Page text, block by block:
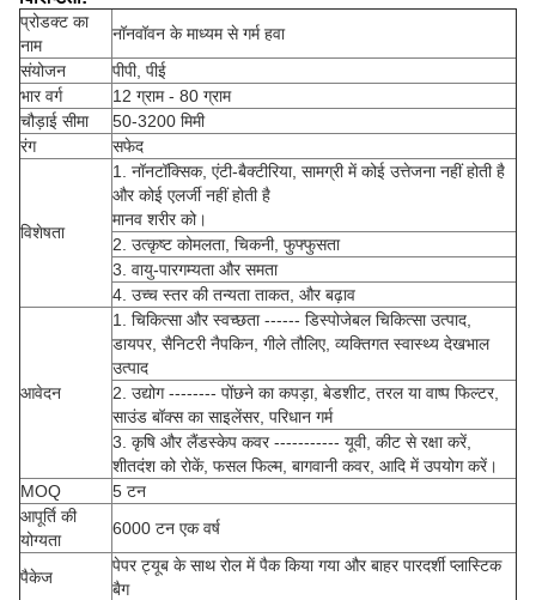
प्रोडक्ट का
नाम
नॉनवॉवन के माध्यम से गर्म हवा
संयोजन
पीपी, पीई
भार वर्ग
12 ग्राम - 80 ग्राम
चौड़ाई सीमा
50-3200 मिमी
रंग
सफेद
विशेषता
1. नॉनटॉक्सिक, एंटी-बैक्टीरिया, सामग्री में कोई उत्तेजना नहीं होती है
और कोई एलर्जी नहीं होती है
मानव शरीर को।
2. उत्कृष्ट कोमलता, चिकनी, फुफ्फुसता
3. वायु-पारगम्यता और समता
4. उच्च स्तर की तन्यता ताकत, और बढ़ाव
आवेदन
1. चिकित्सा और स्वच्छता ------ डिस्पोजेबल चिकित्सा उत्पाद,
डायपर, सैनिटरी नैपकिन, गीले तौलिए, व्यक्तिगत स्वास्थ्य देखभाल
उत्पाद
2. उद्योग -------- पोंछने का कपड़ा, बेडशीट, तरल या वाष्प फिल्टर,
साउंड बॉक्स का साइलेंसर, परिधान गर्म
3. कृषि और लैंडस्केप कवर ----------- यूवी, कीट से रक्षा करें,
शीतदंश को रोकें, फसल फिल्म, बागवानी कवर, आदि में उपयोग करें।
MOQ
5 टन
आपूर्ति की
योग्यता
6000 टन एक वर्ष
पैकेज
पेपर ट्यूब के साथ रोल में पैक किया गया और बाहर पारदर्शी प्लास्टिक
बैग